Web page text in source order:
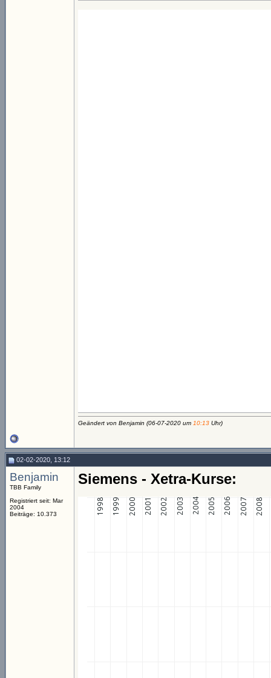
Geändert von Benjamin (06-07-2020 um 10:13 Uhr)
02-02-2020, 13:12
Benjamin
TBB Family
Registriert seit: Mar
2004
Beiträge: 10.373
Siemens - Xetra-Kurse: